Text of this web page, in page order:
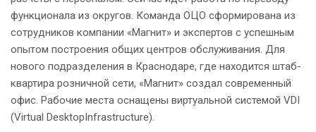
функционала из округов. Команда ОЦО сформирована из
сотрудников компании «Магнит» и экспертов с успешным
опытом построения общих центров обслуживания. Для
нового подразделения в Краснодаре, где находится штаб-
квартира розничной сети, «Магнит» создал современный
офис. Рабочие места оснащены виртуальной системой VDI
(Virtual DesktopInfrastructure).